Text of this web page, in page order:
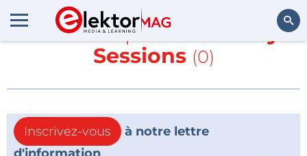
En savoir plus sur
Abbey
Sessions (0)
Inscrivez-vous
à notre lettre